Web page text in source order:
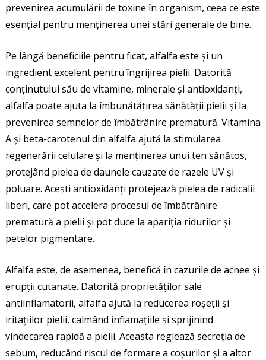
prevenirea acumulării de toxine în organism, ceea ce este
esențial pentru menținerea unei stări generale de bine.
Pe lângă beneficiile pentru ficat, alfalfa este și un
ingredient excelent pentru îngrijirea pielii. Datorită
conținutului său de vitamine, minerale și antioxidanți,
alfalfa poate ajuta la îmbunătățirea sănătății pielii și la
prevenirea semnelor de îmbătrânire prematură. Vitamina
A și beta-carotenul din alfalfa ajută la stimularea
regenerării celulare și la menținerea unui ten sănătos,
protejând pielea de daunele cauzate de razele UV și
poluare. Acești antioxidanți protejează pielea de radicalii
liberi, care pot accelera procesul de îmbătrânire
prematură a pielii și pot duce la apariția ridurilor și
petelor pigmentare.
Alfalfa este, de asemenea, benefică în cazurile de acnee și
erupții cutanate. Datorită proprietăților sale
antiinflamatorii, alfalfa ajută la reducerea roșeții și
iritațiilor pielii, calmând inflamațiile și sprijinind
vindecarea rapidă a pielii. Aceasta reglează secreția de
sebum, reducând riscul de formare a coșurilor și a altor